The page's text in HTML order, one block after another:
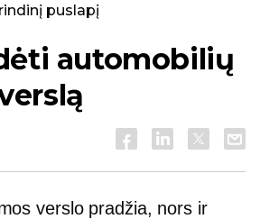
puslapį
automobilių
verslo pradžia, nors ir